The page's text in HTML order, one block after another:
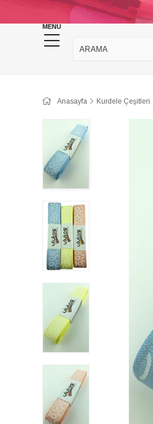
MENU
KINA DÜĞÜN
Anasayfa Kurdele Çeşitleri